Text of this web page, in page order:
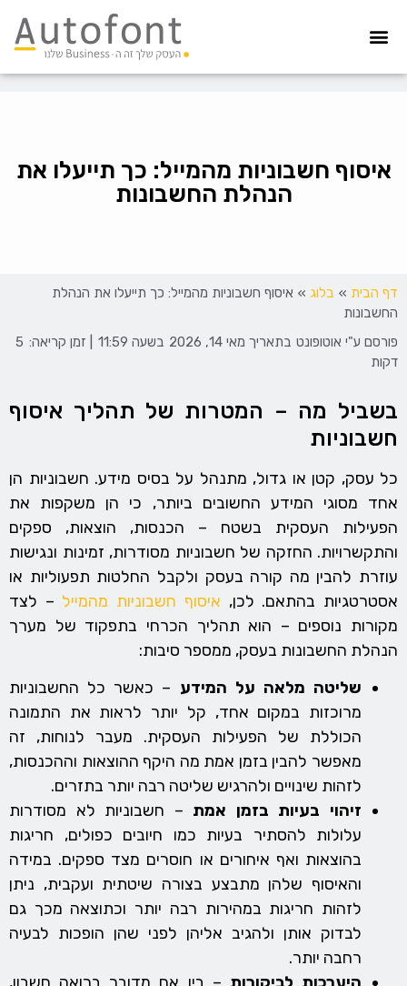
איסוף חשבוניות מהמייל: כך תייעלו את
הנהלת החשבונות
דף הבית » בלוג » איסוף חשבוניות מהמייל: כך תייעלו את הנהלת
החשבונות
פורסם ע"י אוטופונט בתאריך מאי 14, 2026 בשעה | זמן קריאה: 5
דקות
בשביל מה – המטרות של תהליך איסוף
חשבוניות
כל עסק, קטן או גדול, מתנהל על בסיס מידע. חשבוניות הן
אחד מסוגי המידע החשובים ביותר, כי הן משקפות את
הפעילות העסקית בשטח – הכנסות, הוצאות, ספקים
והתקשרויות. החזקה של חשבוניות מסודרות, זמינות ונגישות
עוזרת להבין מה קורה בעסק ולקבל החלטות תפעוליות או
אסטרטגיות בהתאם. לכן, איסוף חשבוניות מהמייל – לצד
מקורות נוספים – הוא תהליך הכרחי בתפקוד של מערך
הנהלת החשבונות בעסק, ממספר סיבות:
שליטה מלאה על המידע – כאשר כל החשבוניות
מרוכזות במקום אחד, קל יותר לראות את התמונה
הכוללת של הפעילות העסקית. מעבר לנוחות, זה
מאפשר להבין בזמן אמת מה היקף ההוצאות וההכנסות,
לזהות שינויים ולהרגיש שליטה רבה יותר בתזרים.
זיהוי בעיות בזמן אמת – חשבוניות לא מסודרות
עלולות להסתיר בעיות כמו חיובים כפולים, חריגות
בהוצאות ואף איחורים או חוסרים מצד ספקים. במידה
והאיסוף שלהן מתבצע בצורה שיטתית ועקבית, ניתן
לזהות חריגות במהירות רבה יותר וכתוצאה מכך גם
לבדוק אותן ולהגיב אליהן לפני שהן הופכות לבעיה
רחבה יותר.